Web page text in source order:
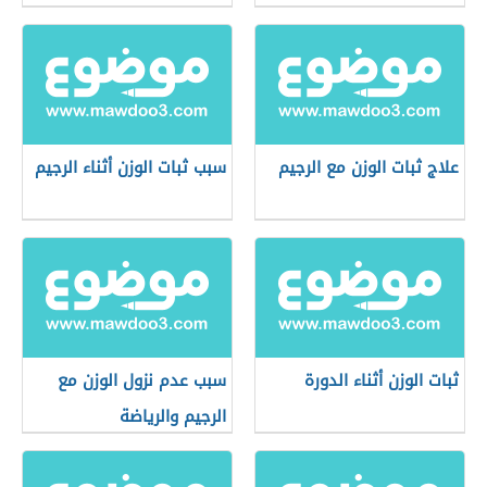
علاج ثبات الوزن مع الرجيم سبب ثبات الوزن أثناء الرجيم
ثبات الوزن أثناء الدورة
سبب عدم نزول الوزن مع
الرجيم والرياضة